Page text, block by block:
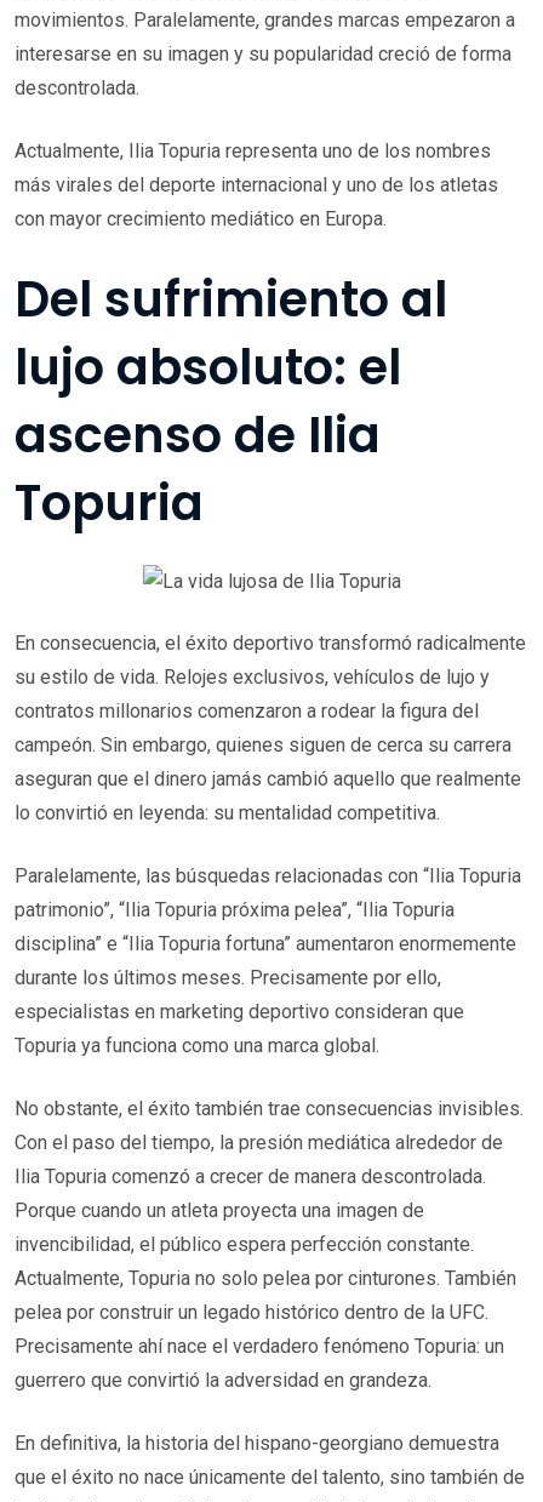
movimientos. Paralelamente, grandes marcas empezaron a
interesarse en su imagen y su popularidad creció de forma
descontrolada.
Actualmente, Ilia Topuria representa uno de los nombres
más virales del deporte internacional y uno de los atletas
con mayor crecimiento mediático en Europa.
Del sufrimiento al
lujo absoluto: el
ascenso de Ilia
Topuria
En consecuencia, el éxito deportivo transformó radicalmente
su estilo de vida. Relojes exclusivos, vehículos de lujo y
contratos millonarios comenzaron a rodear la figura del
campeón. Sin embargo, quienes siguen de cerca su carrera
aseguran que el dinero jamás cambió aquello que realmente
lo convirtió en leyenda: su mentalidad competitiva.
Paralelamente, las búsquedas relacionadas con “Ilia Topuria
patrimonio”, “Ilia Topuria próxima pelea”, “Ilia Topuria
disciplina” e “Ilia Topuria fortuna” aumentaron enormemente
durante los últimos meses. Precisamente por ello,
especialistas en marketing deportivo consideran que
Topuria ya funciona como una marca global.
No obstante, el éxito también trae consecuencias invisibles.
Con el paso del tiempo, la presión mediática alrededor de
Ilia Topuria comenzó a crecer de manera descontrolada.
Porque cuando un atleta proyecta una imagen de
invencibilidad, el público espera perfección constante.
Actualmente, Topuria no solo pelea por cinturones. También
pelea por construir un legado histórico dentro de la UFC.
Precisamente ahí nace el verdadero fenómeno Topuria: un
guerrero que convirtió la adversidad en grandeza.
En definitiva, la historia del hispano-georgiano demuestra
que el éxito no nace únicamente del talento, sino también de